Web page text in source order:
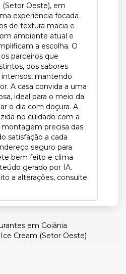
(Setor Oeste), em
experiência focada
de textura macia e
ambiente atual e
a escolha. O
parceiros que
dos sabores
intensos, mantendo
A casa convida a uma
ideal para o meio da
o dia com doçura. A
no cuidado com a
precisa das
satisfação a cada
seguro para
bem feito e clima
gerado por IA.
a alterações, consulte
em Goiânia
Ice Cream (Setor Oeste)